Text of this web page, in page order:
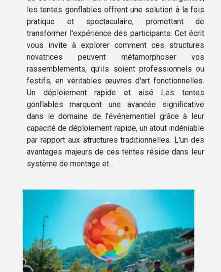
les tentes gonflables offrent une solution à la fois
pratique et spectaculaire, promettant de
transformer l'expérience des participants. Cet écrit
vous invite à explorer comment ces structures
novatrices peuvent métamorphoser vos
rassemblements, qu'ils soient professionnels ou
festifs, en véritables œuvres d'art fonctionnelles.
Un déploiement rapide et aisé Les tentes
gonflables marquent une avancée significative
dans le domaine de l'événementiel grâce à leur
capacité de déploiement rapide, un atout indéniable
par rapport aux structures traditionnelles. L'un des
avantages majeurs de ces tentes réside dans leur
système de montage et...